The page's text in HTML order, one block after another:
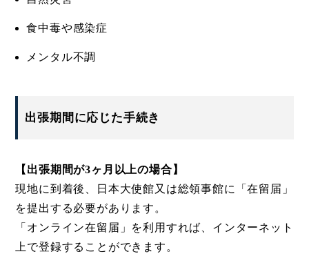
食中毒や感染症
メンタル不調
出張期間に応じた手続き
【出張期間が3ヶ月以上の場合】
現地に到着後、日本大使館又は総領事館に「在留届」
を提出する必要があります。
「オンライン在留届」を利用すれば、インターネット
上で登録することができます。